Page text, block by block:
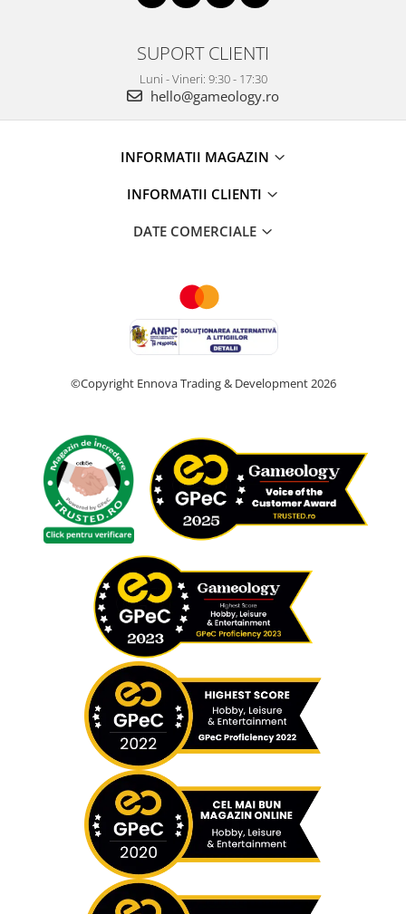
SUPORT CLIENTI
Luni - Vineri: 9:30 - 17:30
hello@gameology.ro
INFORMATII MAGAZIN
INFORMATII CLIENTI
DATE COMERCIALE
©Copyright Ennova Trading & Development 2026